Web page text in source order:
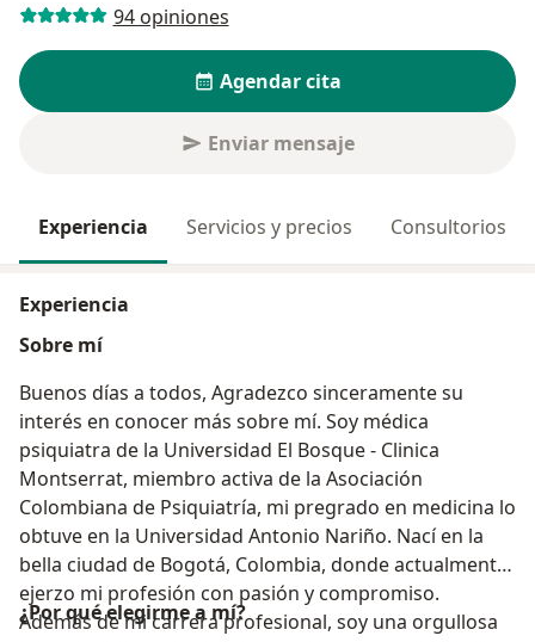
94 opiniones
Agendar cita
Enviar mensaje
Experiencia Servicios y precios Consultorios
Experiencia
Sobre mí
Buenos días a todos, Agradezco sinceramente su
interés en conocer más sobre mí. Soy médica
psiquiatra de la Universidad El Bosque - Clinica
Montserrat, miembro activa de la Asociación
Colombiana de Psiquiatría, mi pregrado en medicina lo
obtuve en la Universidad Antonio Nariño. Nací en la
bella ciudad de Bogotá, Colombia, donde actualmente
ejerzo mi profesión con pasión y compromiso.
Además de mi carrera profesional, soy una orgullosa
¿Por qué elegirme a mí?